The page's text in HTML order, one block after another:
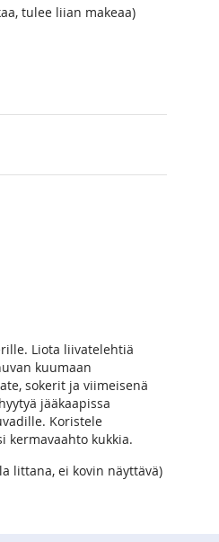
tulee liian makeaa)
Liota liivatelehtiä
kuumaan
sokerit ja viimeisenä
jääkaapissa
Koristele
kermavaahto kukkia.
littana, ei kovin näyttävä)